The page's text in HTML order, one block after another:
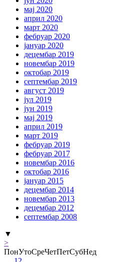
мај 2020
април 2020
март 2020
фебруар 2020
јануар 2020
децембар 2019
новембар 2019
октобар 2019
септембар 2019
август 2019
јул 2019
јун 2019
мај 2019
април 2019
март 2019
фебруар 2019
фебруар 2017
новембар 2016
октобар 2016
јануар 2015
децембар 2014
новембар 2013
децембар 2012
септембар 2008
▼
>
ПонУтоСреЧетПетСубНед